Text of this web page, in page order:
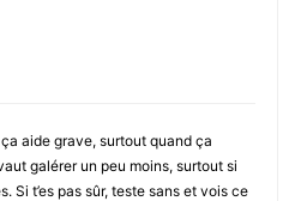
aide grave, surtout quand ça
galérer un peu moins, surtout si
Si t’es pas sûr, teste sans et vois ce